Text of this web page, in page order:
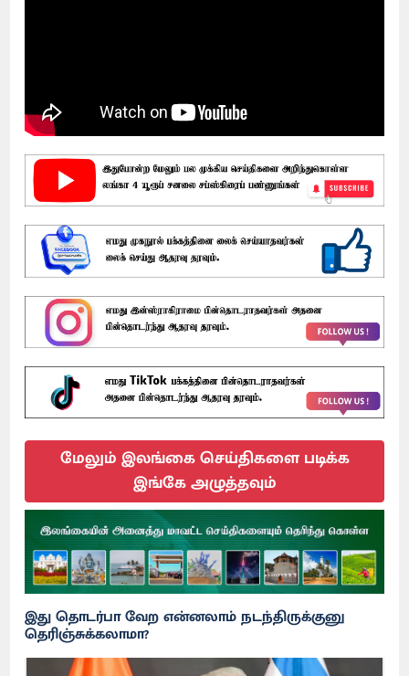
மேலும் இலங்கை செய்திகளை படிக்க
இங்கே அழுத்தவும்
இது தொடர்பா வேற என்னலாம் நடந்திருக்குனு
தெரிஞ்சுக்கலாமா?